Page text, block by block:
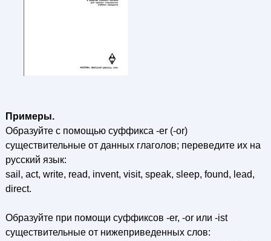
Примеры.
Образуйте с помощью суффикса -er (-оr)
существительные от данных глаголов; переведите их на
русский язык:
sail, act, write, read, invent, visit, speak, sleep, found, lead,
direct.
Образуйте при помощи суффиксов -er, -or или -ist
существительные от нижеприведенных слов: